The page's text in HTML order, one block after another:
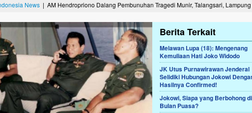
News | AM Hendropriono Dalang Pembunuhan Tragedi Munir, Talangsari, Lampung
Berita Terkait
Melawan Lupa (18): Mengenang
Kemuliaan Hati Joko Widodo
JK Utus Purnawirawan Jenderal
Selidiki Hubungan Jokowi
Hasilnya Confirmed!
Jokowi, Siapa yang Berbohong di
Bulan Puasa?
Dari
tumor
Palestina Masih Berduka,
Tangan Bantu Mereka
Sahabat, Ulurtangan mari kirimkan
terbaikmu untuk warga Palestina di
menguatkan mereka menghadapi
mencekam ini. Mari dukung mereka
berdonasi dengan cara:...